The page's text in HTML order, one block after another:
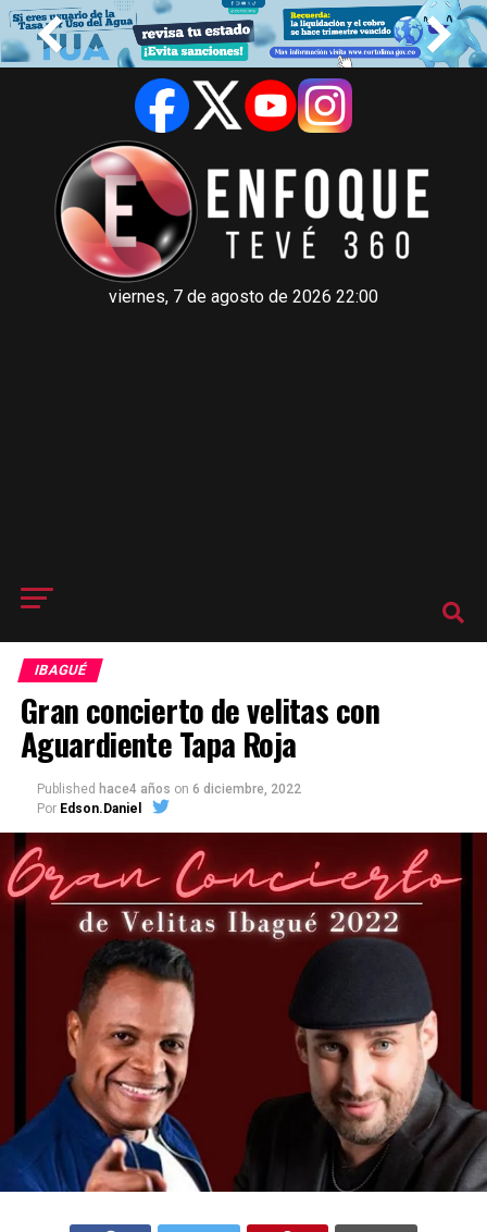
viernes, 7 de agosto de 2026 22:00
IBAGUÉ
Gran concierto de velitas con
Aguardiente Tapa Roja
Published hace4 años on 6 diciembre, 2022
Por Edson.Daniel